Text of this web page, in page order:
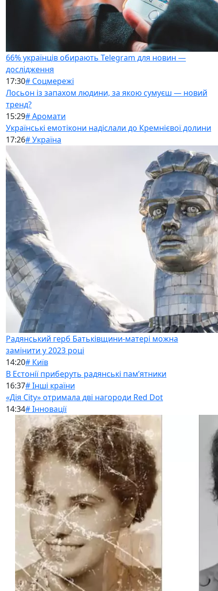
66% українців обирають Telegram для новин —
дослідження
17:30# Соцмережі
Лосьон із запахом людини, за якою сумуєш — новий
тренд?
15:29# Аромати
Українські емотікони надіслали до Кремнієвої долини
17:26# Україна
Радянський герб Батьківщини-матері можна
замінити у 2023 році
14:20# Київ
В Естонії приберуть радянські памʼятники
16:37# Інші країни
«Дія City» отримала дві нагороди Red Dot
14:34# Інновації